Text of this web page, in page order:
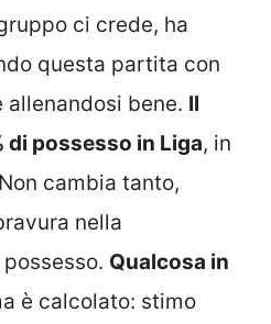
ci crede, ha
questa partita con
allenandosi bene. Il
di possesso in Liga, in
cambia tanto,
nella
Qualcosa in
è calcolato: stimo